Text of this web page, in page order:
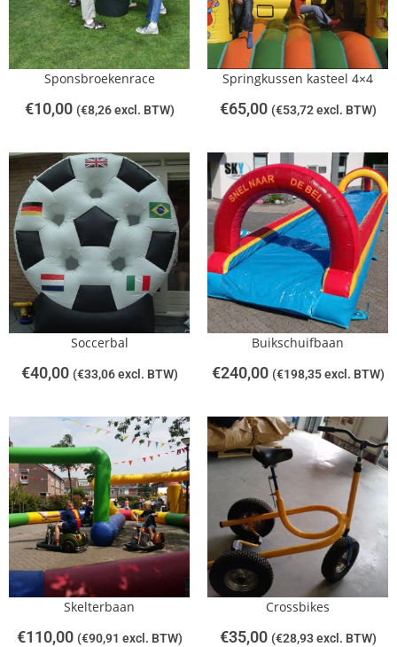
Sponsbroekenrace
€10,00 (€8,26excl. BTW)
Springkussen kasteel 4×4
€65,00 (€53,72excl. BTW)
Soccerbal
€40,00 (€33,06excl. BTW)
Buikschuifbaan
€240,00 (€198,35excl. BTW)
Skelterbaan
€110,00 (€90,91 excl. BTW)
Crossbikes
€35,00 (€28,93excl. BTW)